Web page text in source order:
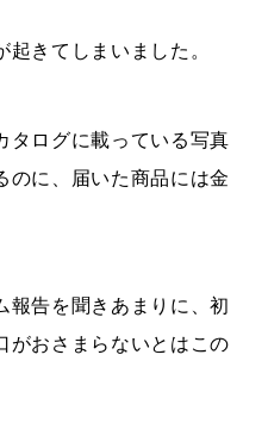
きてしまいました。
タログに載っている写真
のに、届いた商品には金
報告を聞きあまりに、初
がおさまらないとはこの